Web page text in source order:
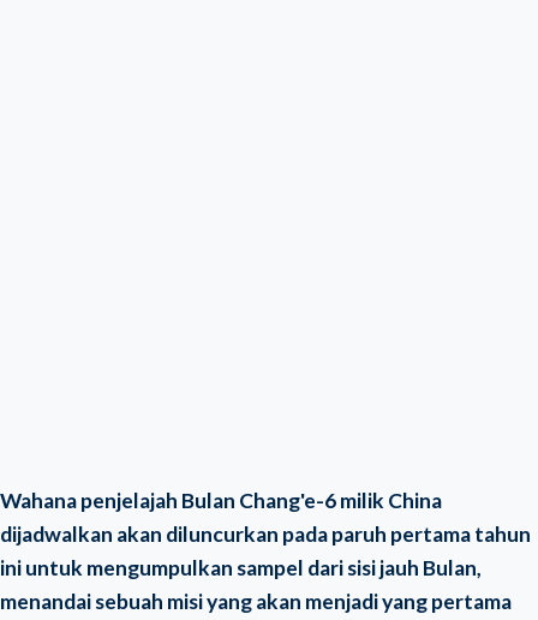
Wahana penjelajah Bulan Chang'e-6 milik China
dijadwalkan akan diluncurkan pada paruh pertama tahun
ini untuk mengumpulkan sampel dari sisi jauh Bulan,
menandai sebuah misi yang akan menjadi yang pertama